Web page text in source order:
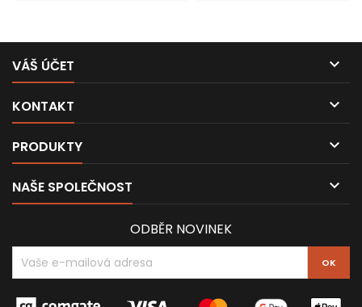
VÁŠ ÚČET 
KONTAKT 
PRODUKTY 
NAŠE SPOLEČNOST 
ODBĚR NOVINEK